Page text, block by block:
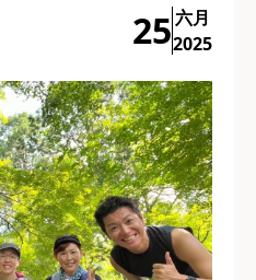
25六月
2025